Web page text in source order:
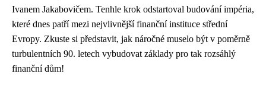
Ivanem Jakabovičem. Tenhle krok odstartoval budování impéria,
které dnes patří mezi nejvlivnější finanční instituce střední
Evropy. Zkuste si představit, jak náročné muselo být v poměrně
turbulentních 90. letech vybudovat základy pro tak rozsáhlý
finanční dům!